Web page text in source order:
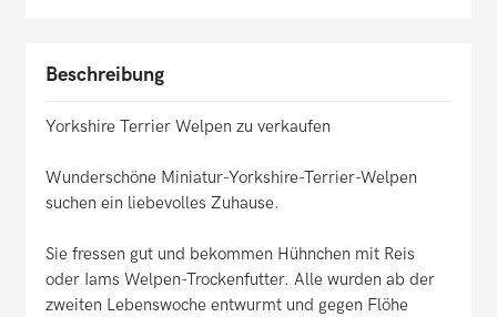
Beschreibung
Yorkshire Terrier Welpen zu verkaufen
Wunderschöne Miniatur-Yorkshire-Terrier-Welpen
suchen ein liebevolles Zuhause.
Sie fressen gut und bekommen Hühnchen mit Reis
oder Iams Welpen-Trockenfutter. Alle wurden ab der
zweiten Lebenswoche entwurmt und gegen Flöhe